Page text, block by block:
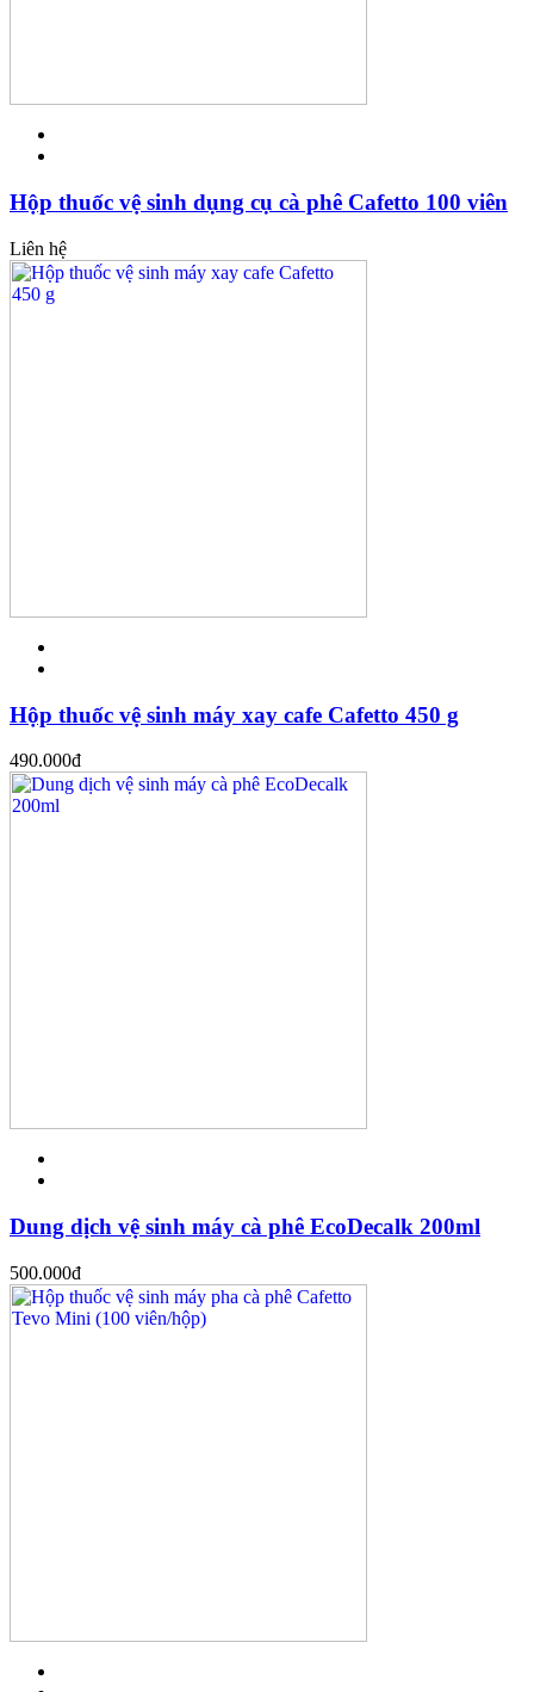
Hộp thuốc vệ sinh dụng cụ cà phê Cafetto 100 viên
Liên hệ
Hộp thuốc vệ sinh máy xay cafe Cafetto 450 g
490.000đ
Dung dịch vệ sinh máy cà phê EcoDecalk 200ml
500.000đ